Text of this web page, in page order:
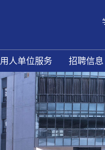
用人单位服务 招聘信息